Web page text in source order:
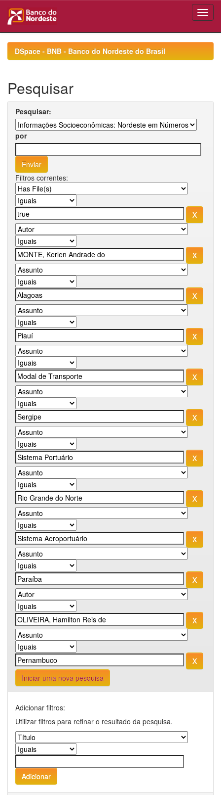
navigationDSpace - BNB - Banco do Nordeste do Brasil
Pesquisar
Pesquisar:
por
Filtros correntes:
Iniciar uma nova pesquisa
Adicionar filtros:
Utilizar filtros para refinar o resultado da pesquisa.